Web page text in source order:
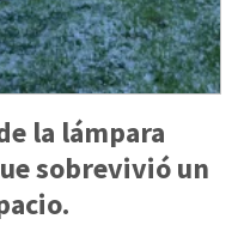
la lámpara
sobrevivió un